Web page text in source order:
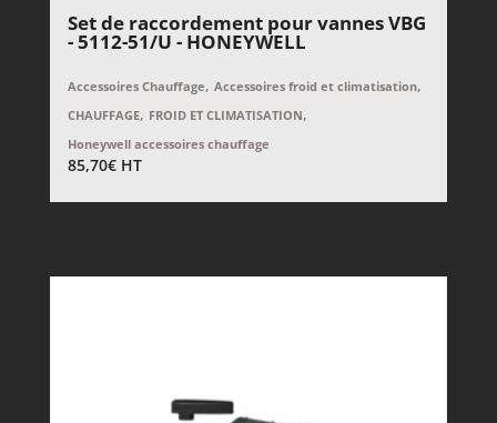
Set de raccordement pour vannes VBG
- 5112-51/U - HONEYWELL
Accessoires Chauffage, Accessoires froid et climatisation,
CHAUFFAGE, FROID ET CLIMATISATION,
Honeywell accessoires chauffage
85,70€ HT